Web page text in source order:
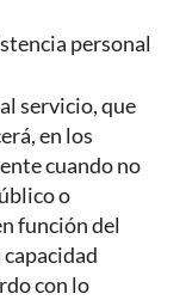
personal
servicio, que
en los
cuando no
o
función del
con lo